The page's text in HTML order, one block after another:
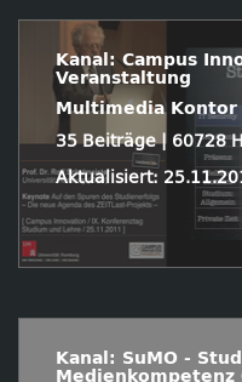
Kanal: Campus
Veranstaltung
Multimedia Kontor
35 Beiträge | 60728
Aktualisiert:
Kanal: SuMO -
Medienkompetenz